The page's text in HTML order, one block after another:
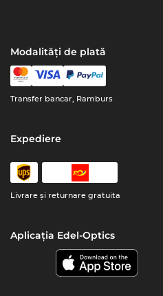
Modalități de plată
Transfer bancar, Ramburs
Expediere
Livrare şi returnare gratuita
Aplicația Edel-Optics